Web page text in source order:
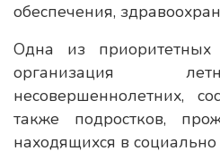
обеспечения,
Одна из
организация
несовершеннолетних,
также подростков,
находящихся в